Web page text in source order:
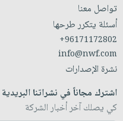
تواصل معنا
أسئلة يتكرر طرحها
+96171172802
info@nwf.com
نشرة الإصدارات
اشترك مجاناً في نشراتنا البريدية
كي يصلك آخر أخبار الشركة